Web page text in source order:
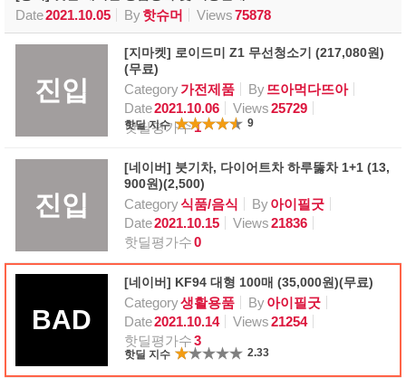
Date2021.10.05 By핫슈머 Views75878
진입
[지마켓] 로이드미 Z1 무선청소기 (217,080원)
(무료)
Category가전제품 By뜨아먹다뜨아
Date2021.10.06 Views25729
핫딜평가수1
핫딜 지수 9
진입
[네이버] 붓기차, 다이어트차 하루뚫차 1+1 (13,
900원)(2,500)
Category식품/음식 By아이필굿
Date2021.10.15 Views21836
핫딜평가수0
BAD
[네이버] KF94 대형 100매 (35,000원)(무료)
Category생활용품 By아이필굿
Date2021.10.14 Views21254
핫딜평가수3
핫딜 지수 2.33